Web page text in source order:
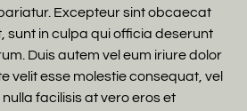
Excepteur sint obcaecat
sunt in culpa qui officia deserunt
Duis autem vel eum iriure dolor
velit esse molestie consequat, vel
facilisis at vero eros et